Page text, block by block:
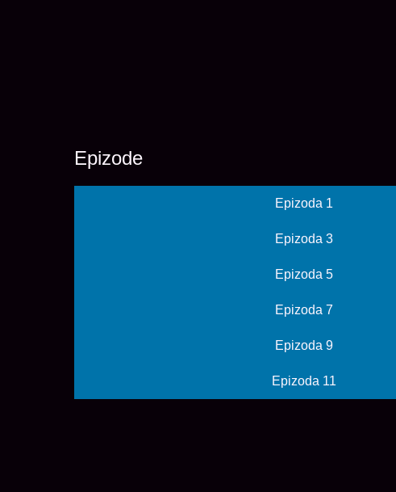
Epizode
Epizoda 1
Epizoda 3
Epizoda 5
Epizoda 7
Epizoda 9
Epizoda 11